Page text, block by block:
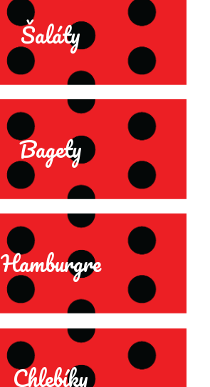
Šaláty
Bagety
Hamburgre
Chlebíky